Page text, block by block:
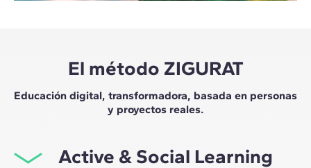
El método ZIGURAT
Educación digital, transformadora, basada en personas
y proyectos reales.
Active & Social Learning